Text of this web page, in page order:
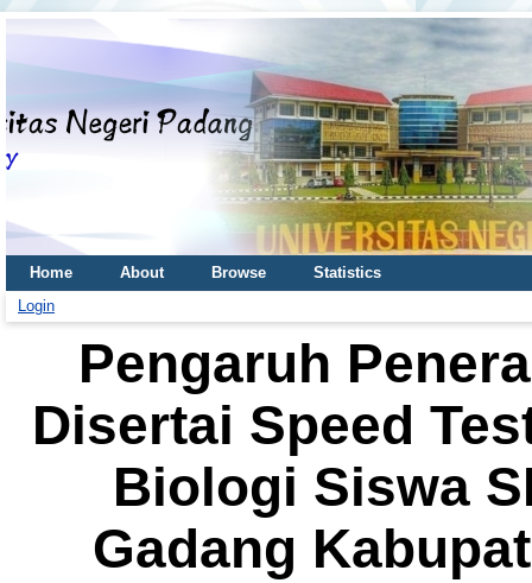
Home About Browse
Statistics
Login
Pengaruh
Disertai Speed
Biologi Siswa
Gadang